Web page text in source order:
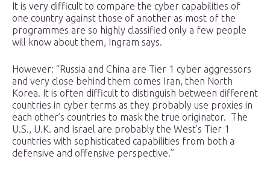
It is very difficult to compare the cyber capabilities of
one country against those of another as most of the
programmes are so highly classified only a few people
will know about them, Ingram says.
However: “Russia and China are Tier 1 cyber aggressors
and very close behind them comes Iran, then North
Korea. It is often difficult to distinguish between different
countries in cyber terms as they probably use proxies in
each other’s countries to mask the true originator. The
U.S., U.K. and Israel are probably the West’s Tier 1
countries with sophisticated capabilities from both a
defensive and offensive perspective.”